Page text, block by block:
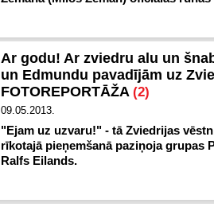
Ar godu! Ar zviedru alu un
un Edmundu pavadījām uz
FOTOREPORTĀŽA (2)
09.05.2013.
"Ejam uz uzvaru!" - tā Zviedrijas
rīkotajā pieņemšanā paziņoja grupas
Ralfs Eilands.